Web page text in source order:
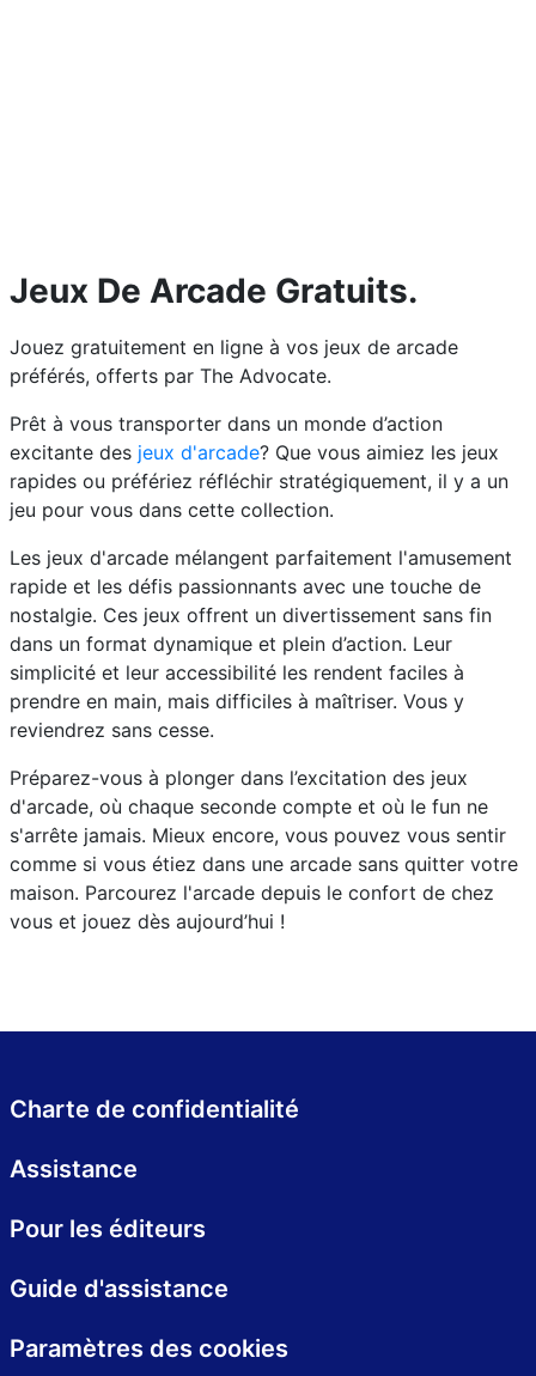
Jeux De Arcade Gratuits.
Jouez gratuitement en ligne à vos jeux de arcade
préférés, offerts par The Advocate.
Prêt à vous transporter dans un monde d’action
excitante des jeux d'arcade? Que vous aimiez les jeux
rapides ou préfériez réfléchir stratégiquement, il y a un
jeu pour vous dans cette collection.
Les jeux d'arcade mélangent parfaitement l'amusement
rapide et les défis passionnants avec une touche de
nostalgie. Ces jeux offrent un divertissement sans fin
dans un format dynamique et plein d’action. Leur
simplicité et leur accessibilité les rendent faciles à
prendre en main, mais difficiles à maîtriser. Vous y
reviendrez sans cesse.
Préparez-vous à plonger dans l’excitation des jeux
d'arcade, où chaque seconde compte et où le fun ne
s'arrête jamais. Mieux encore, vous pouvez vous sentir
comme si vous étiez dans une arcade sans quitter votre
maison. Parcourez l'arcade depuis le confort de chez
vous et jouez dès aujourd’hui !
Charte de confidentialité
Assistance
Pour les éditeurs
Guide d'assistance
Paramètres des cookies